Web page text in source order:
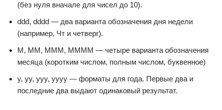
(без нуля вначале для чисел до 10).
ddd, dddd — два варианта обозначения дня недели
(например, Чт и четверг).
M, MM, MMM, MMMM — четыре варианта обозначения
месяца (коротким числом, полным числом, буквенное)
y, yy, yyy, yyyy — форматы для года. Первые два и
последние два выдают одинаковый результат.